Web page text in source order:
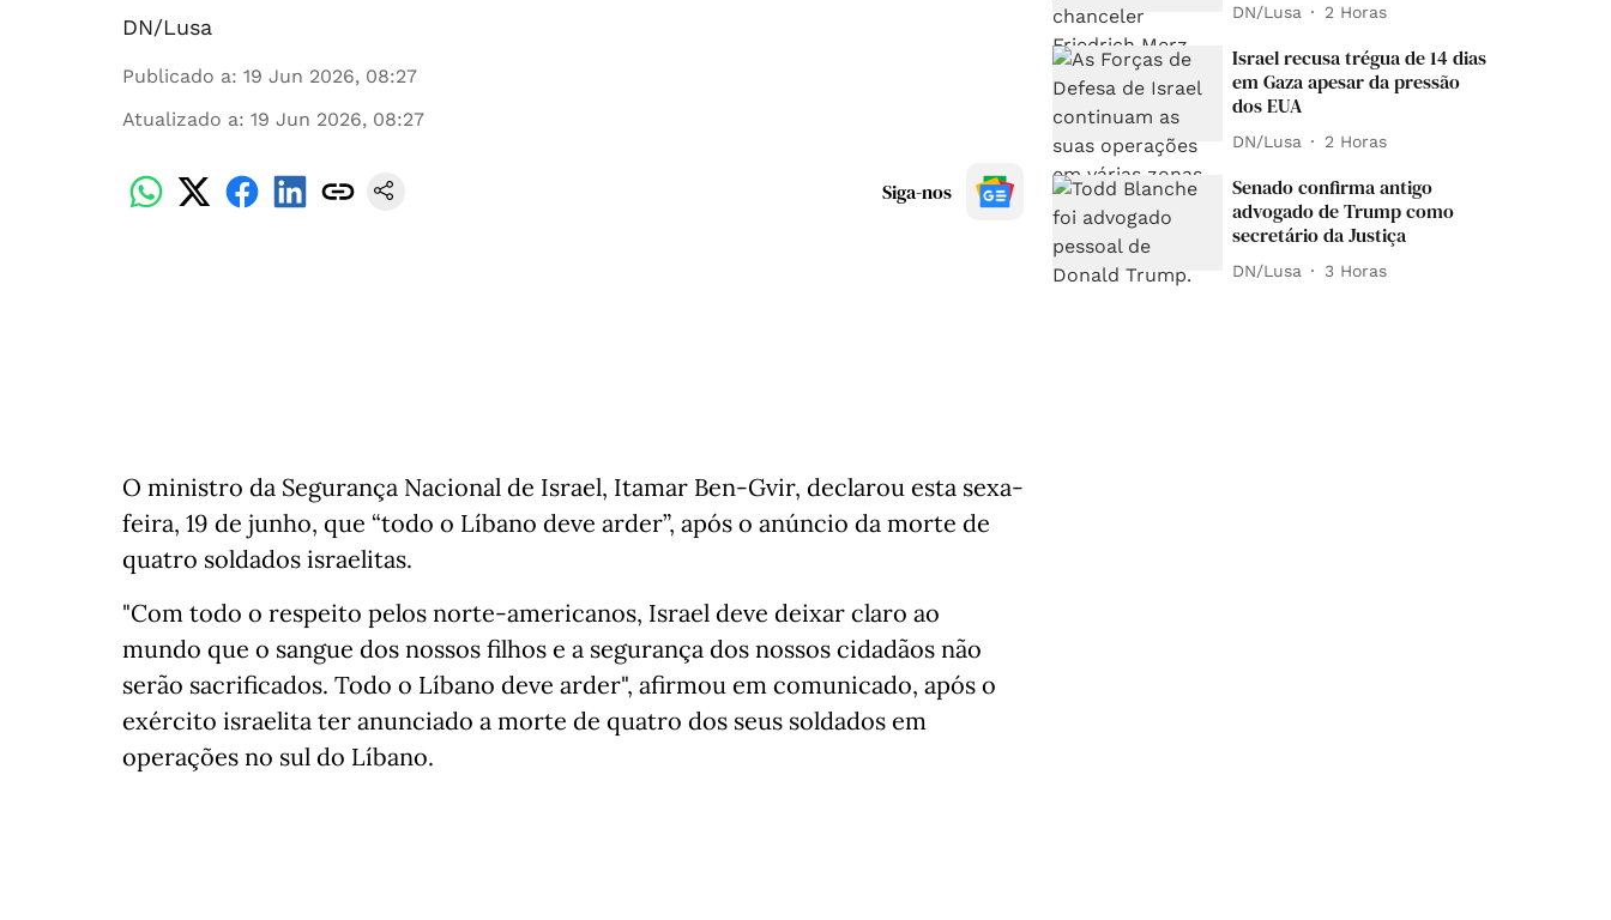
DN/Lusa
Publicado a: 19 Jun 2026, 08:27
Atualizado a: 19 Jun 2026, 08:27
Siga-nos
O ministro da Segurança Nacional de Israel, Itamar Ben-Gvir, declarou esta sexa-
feira, 19 de junho, que “todo o Líbano deve arder”, após o anúncio da morte de
quatro soldados israelitas.
"Com todo o respeito pelos norte-americanos, Israel deve deixar claro ao
mundo que o sangue dos nossos filhos e a segurança dos nossos cidadãos não
serão sacrificados. Todo o Líbano deve arder", afirmou em comunicado, após o
exército israelita ter anunciado a morte de quatro dos seus soldados em
operações no sul do Líbano.
DN/Lusa 2 Horas
Israel recusa trégua de 14 dias
em Gaza apesar da pressão
dos EUA
DN/Lusa 2 Horas
Senado confirma antigo
advogado de Trump como
secretário da Justiça
DN/Lusa 3 Horas